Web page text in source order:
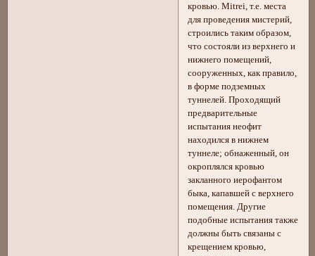
кровью. Mitrei, т.е. места
для проведения мистерий,
строились таким образом,
что состояли из верхнего и
нижнего помещений,
сооруженных, как правило,
в форме подземных
туннелей. Проходящий
предварительные
испытания неофит
находился в нижнем
туннеле; обнаженный, он
окроплялся кровью
закланного иерофантом
быка, капавшей с верхнего
помещения. Другие
подобные испытания также
должны быть связаны с
крещением кровью,